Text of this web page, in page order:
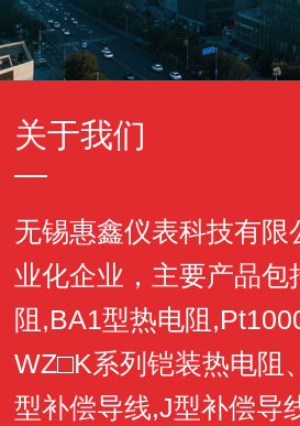
关于我们
无锡惠鑫仪表科技有
业化企业，主要产品
阻,BA1型热电阻
WZ□K系列铠装热电阻
型补偿导线,J型补偿导